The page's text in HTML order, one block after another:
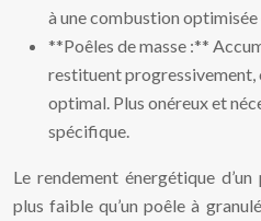
à une combustion
**Poêles de masse :**
restituent
optimal. Plus onéreux et
spécifique.
Le rendement énergétique
plus faible qu’un poêle à